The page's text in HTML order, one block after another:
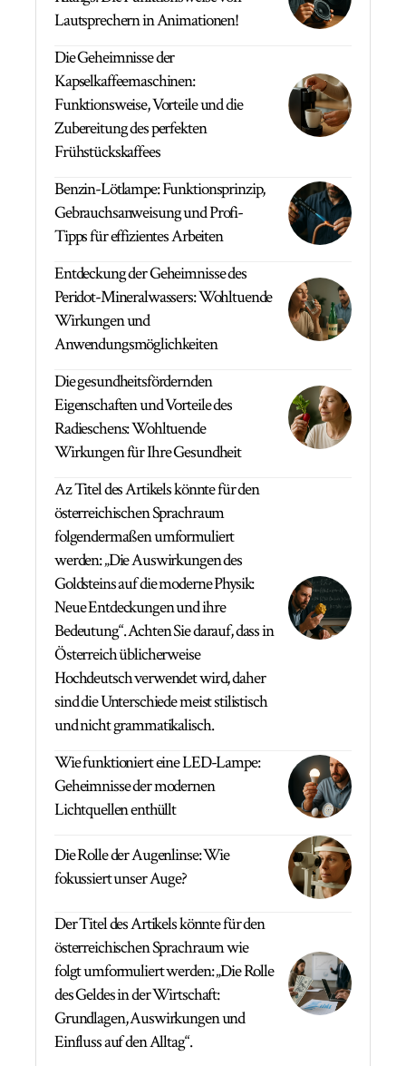
Lautsprechern in Animationen!
Die Geheimnisse der
Kapselkaffeemaschinen:
Funktionsweise, Vorteile und die
Zubereitung des perfekten
Frühstückskaffees
Benzin-Lötlampe: Funktionsprinzip,
Gebrauchsanweisung und Profi-
Tipps für effizientes Arbeiten
Entdeckung der Geheimnisse des
Peridot-Mineralwassers: Wohltuende
Wirkungen und
Anwendungsmöglichkeiten
Die gesundheitsfördernden
Eigenschaften und Vorteile des
Radieschens: Wohltuende
Wirkungen für Ihre Gesundheit
Az Titel des Artikels könnte für den
österreichischen Sprachraum
folgendermaßen umformuliert
werden: „Die Auswirkungen des
Goldsteins auf die moderne Physik:
Neue Entdeckungen und ihre
Bedeutung“. Achten Sie darauf, dass in
Österreich üblicherweise
Hochdeutsch verwendet wird, daher
sind die Unterschiede meist stilistisch
und nicht grammatikalisch.
Wie funktioniert eine LED-Lampe:
Geheimnisse der modernen
Lichtquellen enthüllt
Die Rolle der Augenlinse: Wie
fokussiert unser Auge?
Der Titel des Artikels könnte für den
österreichischen Sprachraum wie
folgt umformuliert werden: „Die Rolle
des Geldes in der Wirtschaft:
Grundlagen, Auswirkungen und
Einfluss auf den Alltag“.